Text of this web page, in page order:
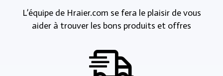
L’équipe de Hraier.com se fera le plaisir de vous
aider à trouver les bons produits et offres